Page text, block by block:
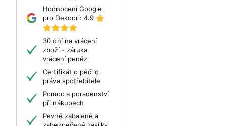
Hodnocení Google
pro Dekoori: 4.9
30 dní na vrácení
zboží - záruka
vrácení peněz
Certifikát o péči o
práva spotřebitele
Pomoc a poradenství
při nákupech
Pevně zabalené a